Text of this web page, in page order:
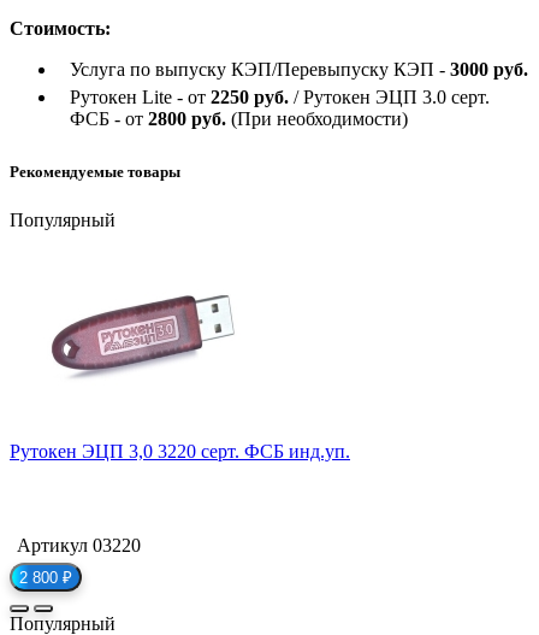
Стоимость:
Услуга по выпуску КЭП/Перевыпуску КЭП - 3000 руб.
Рутокен Lite - от 2250 руб. / Рутокен ЭЦП 3.0 серт.
ФСБ - от 2800 руб. (При необходимости)
Рекомендуемые товары
Популярный
Рутокен ЭЦП 3,0 3220 серт. ФСБ инд.уп.
Артикул 03220
2 800 ₽
Популярный